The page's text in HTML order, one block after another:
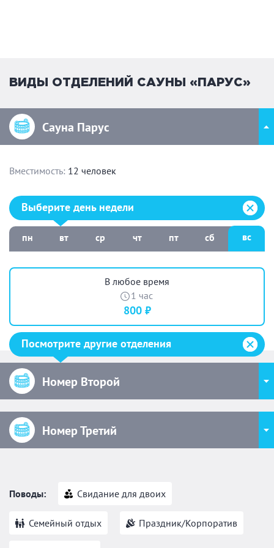
ВИДЫ ОТДЕЛЕНИЙ САУНЫ «ПАРУС»
Сауна Парус
Вместимость: 12 человек
Выберите день недели:
Выберите день недели
пн вт ср чт пт сб вс
В любое время
1 час
800 ₽
Посмотрите другие отделения
Номер Второй
Номер Третий
Поводы: Свидание для двоих
Семейный отдых Праздник/Корпоратив